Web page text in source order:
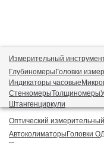
Измерительный
ГлубиномерыГоловки
Индикаторы часовые
СтенкомерыТолщиномеры
Штангенциркули
Оптический
АвтоколиматорыГоловки